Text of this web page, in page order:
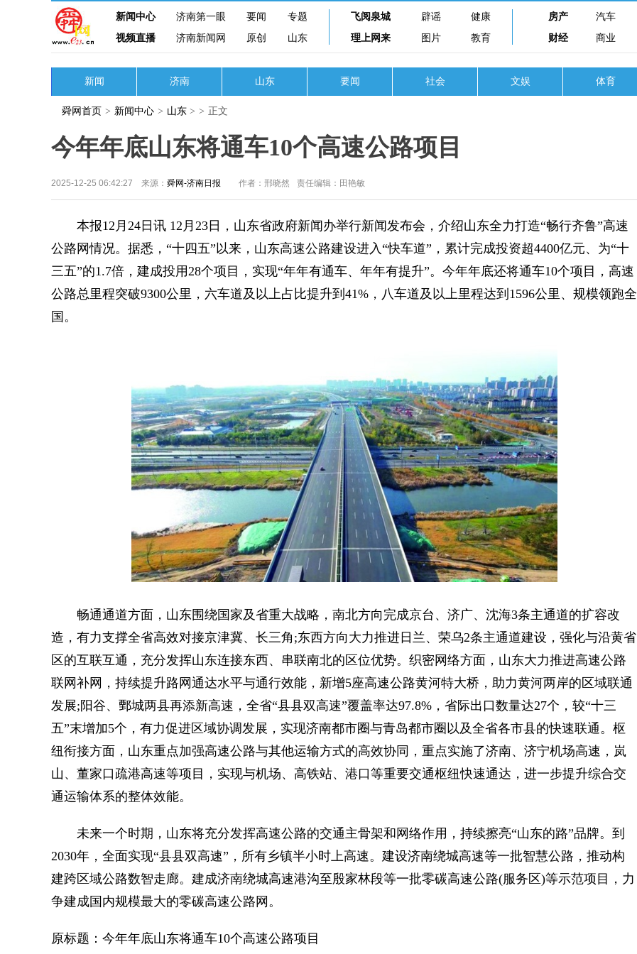
新闻中心 济南第一眼 要闻
专题
视频直播
济南新闻网 原创 山东
飞阅泉城 辟谣
健康
理上网来
图片 教育
房产 汽车
财经
商业
新闻 济南 山东 要闻 社会 文娱 体育
舜网首页 > 新闻中心 > 山东 > > 正文
今年年底山东将通车10个高速公路项目
2025-12-25 06:42:27 来源： 舜网-济南日报 作者：邢晓然 责任编辑：田艳敏
本报12月24日讯 12月23日，山东省政府新闻办举行新闻发布会，介绍山东全力打造“畅行齐鲁”高速
公路网情况。据悉，“十四五”以来，山东高速公路建设进入“快车道”，累计完成投资超4400亿元、为“十
三五”的1.7倍，建成投用28个项目，实现“年年有通车、年年有提升”。今年年底还将通车10个项目，高速
公路总里程突破9300公里，六车道及以上占比提升到41%，八车道及以上里程达到1596公里、规模领跑全
国。
畅通通道方面，山东围绕国家及省重大战略，南北方向完成京台、济广、沈海3条主通道的扩容改
造，有力支撑全省高效对接京津冀、长三角;东西方向大力推进日兰、荣乌2条主通道建设，强化与沿黄省
区的互联互通，充分发挥山东连接东西、串联南北的区位优势。织密网络方面，山东大力推进高速公路
联网补网，持续提升路网通达水平与通行效能，新增5座高速公路黄河特大桥，助力黄河两岸的区域联通
发展;阳谷、鄄城两县再添新高速，全省“县县双高速”覆盖率达97.8%，省际出口数量达27个，较“十三
五”末增加5个，有力促进区域协调发展，实现济南都市圈与青岛都市圈以及全省各市县的快速联通。枢
纽衔接方面，山东重点加强高速公路与其他运输方式的高效协同，重点实施了济南、济宁机场高速，岚
山、董家口疏港高速等项目，实现与机场、高铁站、港口等重要交通枢纽快速通达，进一步提升综合交
通运输体系的整体效能。
未来一个时期，山东将充分发挥高速公路的交通主骨架和网络作用，持续擦亮“山东的路”品牌。到
2030年，全面实现“县县双高速”，所有乡镇半小时上高速。建设济南绕城高速等一批智慧公路，推动构
建跨区域公路数智走廊。建成济南绕城高速港沟至殷家林段等一批零碳高速公路(服务区)等示范项目，力
争建成国内规模最大的零碳高速公路网。
原标题：今年年底山东将通车10个高速公路项目